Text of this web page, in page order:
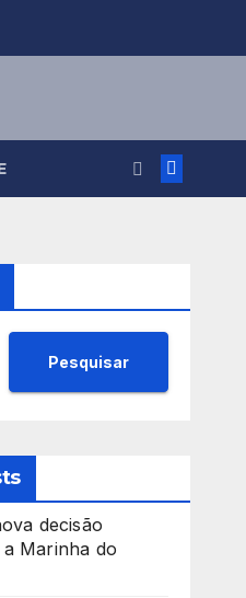
Pesquisar
decisão
Marinha do